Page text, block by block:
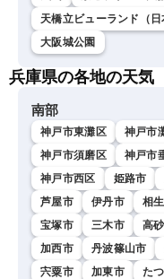
天橋立ビューランド（日
大阪城公園
兵庫県の各地の天気
南部
神戸市東灘区 神戸市
神戸市須磨区
神戸市
神戸市西区
姫路市
芦屋市
伊丹市 相
宝塚市
三木市 高
加西市
丹波篠山市
宍粟市
加東市 た